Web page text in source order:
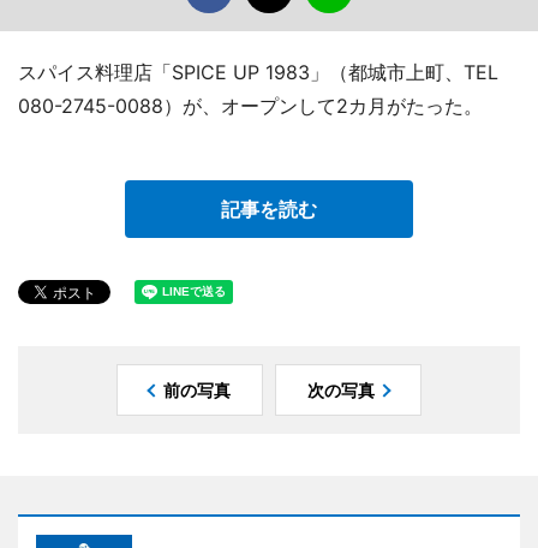
スパイス料理店「SPICE UP 1983」（都城市上町、TEL
080-2745-0088）が、オープンして2カ月がたった。
記事を読む
前の写真 次の写真